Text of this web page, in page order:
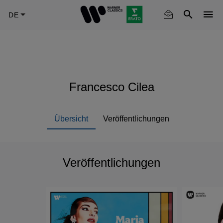
Francesco Cilea
Übersicht Veröffentlichungen
Veröffentlichungen